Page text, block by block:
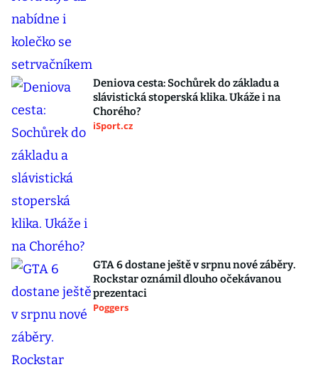
Deniova cesta: Sochůrek do základu a
slávistická stoperská klika. Ukáže i na
Chorého?
iSport.cz
GTA 6 dostane ještě v srpnu nové záběry.
Rockstar oznámil dlouho očekávanou
prezentaci
Poggers